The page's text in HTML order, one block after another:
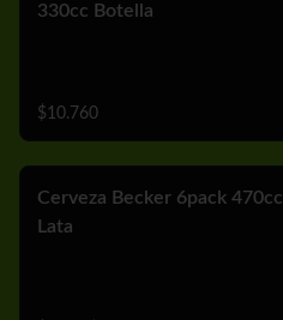
330cc Botella
$10.760
Cerveza Becker 6pack 470cc
Lata